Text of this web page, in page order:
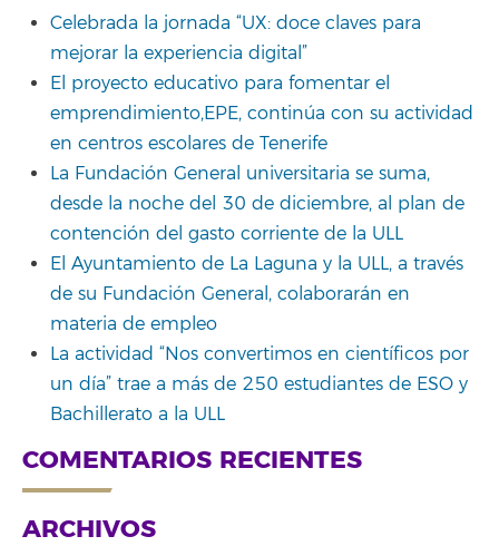
Celebrada la jornada “UX: doce claves para
mejorar la experiencia digital”
El proyecto educativo para fomentar el
emprendimiento,EPE, continúa con su actividad
en centros escolares de Tenerife
La Fundación General universitaria se suma,
desde la noche del 30 de diciembre, al plan de
contención del gasto corriente de la ULL
El Ayuntamiento de La Laguna y la ULL, a través
de su Fundación General, colaborarán en
materia de empleo
La actividad “Nos convertimos en científicos por
un día” trae a más de 250 estudiantes de ESO y
Bachillerato a la ULL
COMENTARIOS RECIENTES
ARCHIVOS